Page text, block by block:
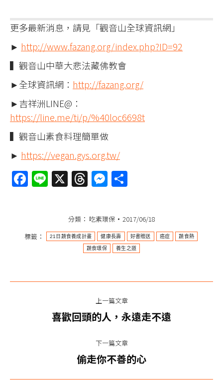
更多最新消息，請見「觀音山全球資訊網」
► http://www.fazang.org/index.php?ID=92
▍觀音山中華大悲法藏佛教會
►全球資訊網： http://fazang.org/
►吉祥洲LINE@：
https://line.me/ti/p/%40loc6698t
▍觀音山素食料理簡單做
► https://vegan.gys.org.tw/
Facebook
Line
X Threads
Messenger
分類： 吃素環保
2017/06/18
標籤：
21日蔬食養成計畫 健康長壽 好書贈送 癌症 蔬食熱
蔬食環保 養生之道​​​​​
上一篇文章
上
篇
文
喜歡回頭的人，永遠走不遠
下一篇文章
下
偷走你不善的心